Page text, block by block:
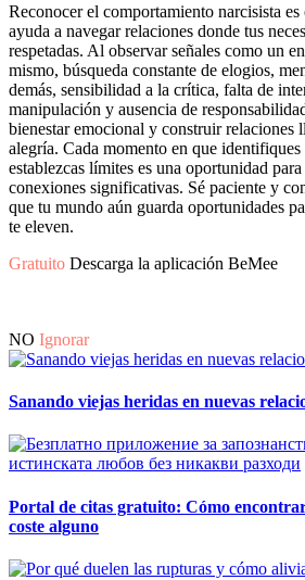
Reconocer el comportamiento narcisista
ayuda a navegar relaciones donde tus
respetadas. Al observar señales como un
mismo, búsqueda constante de elogios,
demás, sensibilidad a la crítica, falta de
manipulación y ausencia de
bienestar emocional y construir relaciones
alegría. Cada momento en que identifiques
establezcas límites es una oportunidad
conexiones significativas. Sé paciente y
que tu mundo aún guarda oportunidades
te eleven.
Gratuito Descarga la aplicación BeMee
NO Ignorar
Sanando viejas heridas en nuevas
Portal de citas gratuito: Cómo
coste alguno